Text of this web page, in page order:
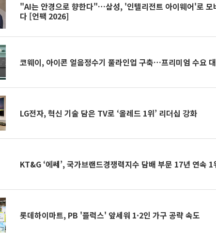
"AI는 안경으로 향한다"…삼성, '인텔리전트 아이웨어'로 모
다 [언팩 2026]
코웨이, 아이콘 얼음정수기 풀라인업 구축…프리미엄 수요
LG전자, 혁신 기술 담은 TV로 ‘올레드 1위’ 리더십 강화
KT&G ‘에쎄’, 국가브랜드경쟁력지수 담배 부문 17년 연속 1
롯데하이마트, PB '플럭스' 앞세워 1·2인 가구 공략 속도